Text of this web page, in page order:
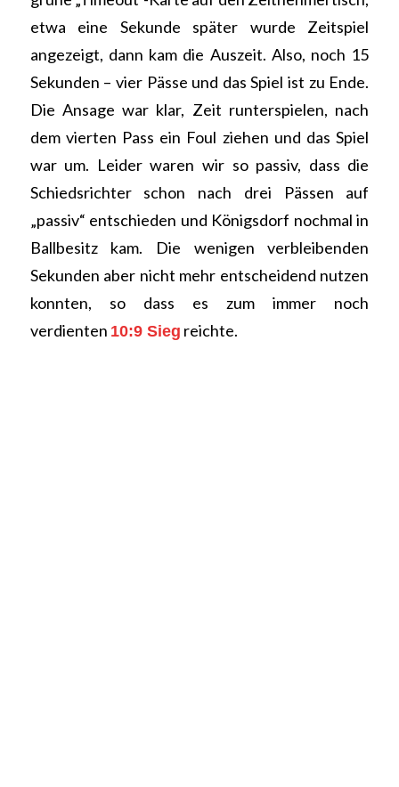
etwa eine Sekunde später wurde Zeitspiel
angezeigt, dann kam die Auszeit. Also, noch 15
Sekunden – vier Pässe und das Spiel ist zu Ende.
Die Ansage war klar, Zeit runterspielen, nach
dem vierten Pass ein Foul ziehen und das Spiel
war um. Leider waren wir so passiv, dass die
Schiedsrichter schon nach drei Pässen auf
„passiv“ entschieden und Königsdorf nochmal in
Ballbesitz kam. Die wenigen verbleibenden
Sekunden aber nicht mehr entscheidend nutzen
konnten, so dass es zum immer noch
verdienten 10:9 Sieg reichte.